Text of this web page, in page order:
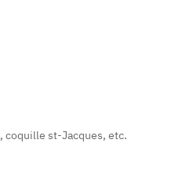
, coquille st-Jacques, etc.